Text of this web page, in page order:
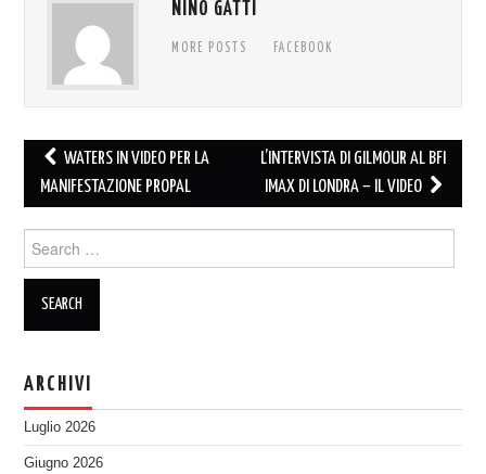
NINO GATTI
MORE POSTS FACEBOOK
Post
navigation
WATERS IN VIDEO PER LA
MANIFESTAZIONE PROPAL
L’INTERVISTA DI GILMOUR AL BFI
IMAX DI LONDRA – IL VIDEO
for:
ARCHIVI
Luglio 2026
Giugno 2026